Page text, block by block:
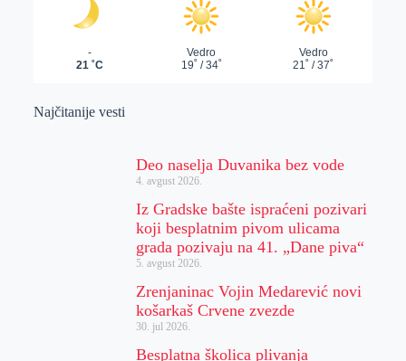
Najčitanije vesti
Deo naselja Duvanika bez vode
4. avgust 2026.
Iz Gradske bašte ispraćeni pozivari
koji besplatnim pivom ulicama
grada pozivaju na 41. „Dane piva“
5. avgust 2026.
Zrenjaninac Vojin Medarević novi
košarkaš Crvene zvezde
30. jul 2026.
Besplatna školica plivanja